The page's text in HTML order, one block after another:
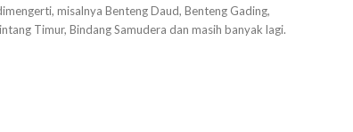
misalnya Benteng Daud, Benteng Gading,
Timur, Bindang Samudera dan masih banyak lagi.